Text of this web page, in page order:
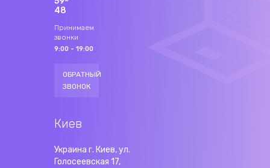
48
Принимаем
звонки
9:00 - 19:00
ОБРАТНЫЙ
ЗВОНОК
Киев
Украина г. Киев, ул.
Голосеевская 17,